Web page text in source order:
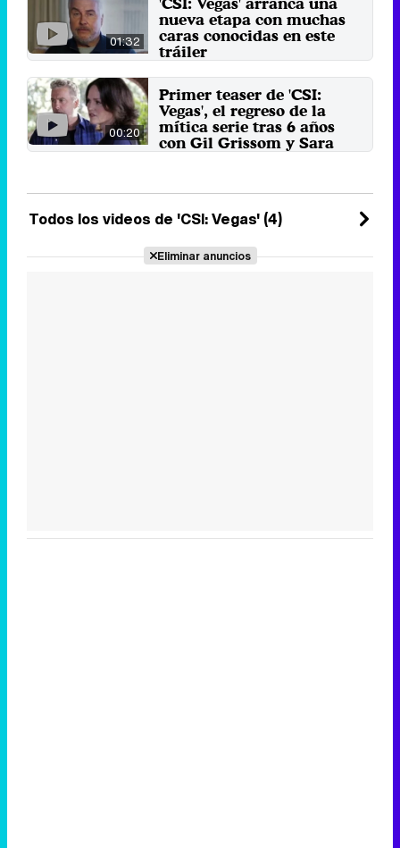
10 de junio 2022
01:32
nueva etapa con muchas
caras conocidas en este
tráiler
Vegas', la secuela que ...
30 de agosto 2021
00:20
Primer teaser de 'CSI:
Vegas', el regreso de la
mítica serie tras 6 años
con Gil Grissom y Sara
Sidle
investigadores de la escena del
23 de julio 2021
Todos los videos de 'CSI: Vegas' (4)
Eliminar anuncios